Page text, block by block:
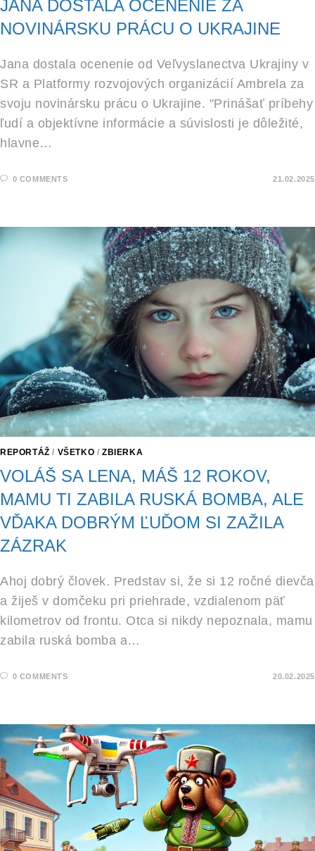
JANA DOSTALA OCENENIE ZA
NOVINÁRSKU PRÁCU O UKRAJINE
Jana dostala ocenenie od Veľvyslanectva Ukrajiny v
SR a Platformy rozvojových organizácií Ambrela za
svoju novinársku prácu o Ukrajine. "Prinášať príbehy
ľudí a objektívne informácie a súvislosti je dôležité,
hlavne…
0 COMMENTS 21.02.2025
REPORTÁŽ / VŠETKO /ZBIERKA
VOLÁŠ SA LENA, MÁŠ 12 ROKOV,
MAMU TI ZABILA RUSKÁ BOMBA, ALE
VĎAKA DOBRÝM ĽUĎOM SI ZAŽILA
ZÁZRAK
Ahoj dobrý človek. Predstav si, že si 12 ročné dievča
a žiješ v domčeku pri priehrade, vzdialenom päť
kilometrov od frontu. Otca si nikdy nepoznala, mamu
zabila ruská bomba a…
0 COMMENTS 20.02.2025